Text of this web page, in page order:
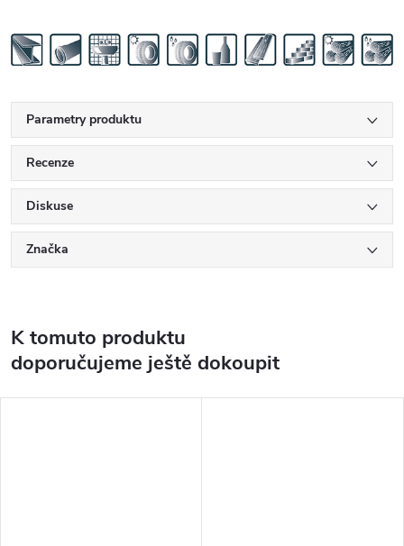
Parametry produktu
Recenze
Diskuse
Značka
K tomuto produktu
doporučujeme ještě dokoupit